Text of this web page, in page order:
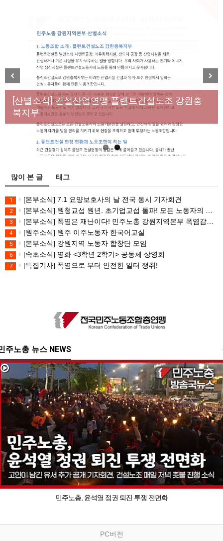
[성명] 막을 수 있었던 죽음, HL만도가 책임져라 : 청
년노동자 사망사고의 철저한 진상규명과 재발방지
대책 마련하라
[산별소식] 건설산업연맹 플랜트건설노조 강원충
북지부
Previous Next
많이 본 글 태그
1 [본부소식] 7.1 요양보호사의 날 전국 동시 기자회견
2 [본부소식] 원청교섭 원년. 초기업교섭 돌파! 모든 노동자의 노동기본권 쟁취! 민주노총 7.15 총파업대회
3 [본부소식] 폭염은 재난이다! 민주노총 강원지역본부 폭염감시단 선포 기자회견
4 [원주소식] 원주 이주노동자 한국어교실
5 [본부소식] 강원지역 노동자 합창단 모임
6 [속초소식] 영화 <3학년 2학기> 공동체 상영회
7 [특집기사] 폭염으로 부터 안전한 일터 쟁취!
주노총 뉴스 NEWS
민주노총, 윤석열 정권 퇴진 투쟁 전면화
PC버전